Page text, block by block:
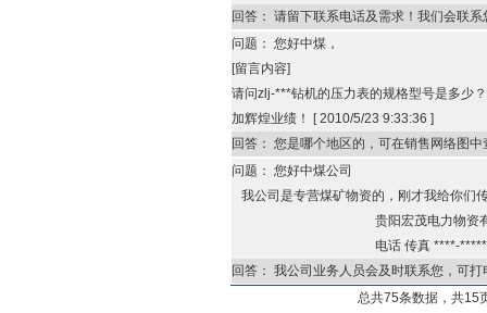
回答： 请留下联系电话及需求！我们会联系
问题： 您好中煤，
[留言内容]
请问zlj-***钻机的压力表的规格型号是多
加辉煌业绩！
[2010/5/23 9:33:36 ]
回答： 您是哪个地区的，可在销售网络图
问题： 您好中煤公司
我公司是专营煤矿物资的，刚才我给你们
贵阳宏茂电力物资有限
电话 传真 ****-
回答： 我公司业务人员会及时联系您，可
总共75条数据，共15